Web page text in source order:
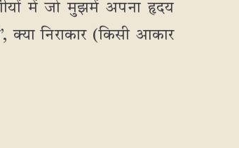
में जो मुझमें अपना हृदय
क्या निराकार (किसी आकार